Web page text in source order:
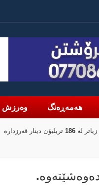
هەمەڕەنگ وەرزش
تریلیۆن دینار قەرزدارە